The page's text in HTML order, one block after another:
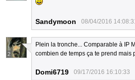
Sandymoon 08/04/2016
2
Plein la tronche... Comparable à IP
combien de temps ça te prend mais
Domi6719 09/17/2016 16:10:33